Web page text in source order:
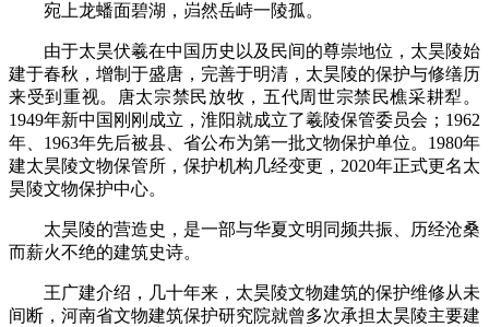
宛上龙蟠面碧湖，岿然岳峙一陵孤。
由于太昊伏羲在中国历史以及民间的尊崇地位，太昊陵始
建于春秋，增制于盛唐，完善于明清，太昊陵的保护与修缮历
来受到重视。唐太宗禁民放牧，五代周世宗禁民樵采耕犁。
1949年新中国刚刚成立，淮阳就成立了羲陵保管委员会；1962
年、1963年先后被县、省公布为第一批文物保护单位。1980年
建太昊陵文物保管所，保护机构几经变更，2020年正式更名太
昊陵文物保护中心。
太昊陵的营造史，是一部与华夏文明同频共振、历经沧桑
而薪火不绝的建筑史诗。
王广建介绍，几十年来，太昊陵文物建筑的保护维修从未
间断，河南省文物建筑保护研究院就曾多次承担太昊陵主要建